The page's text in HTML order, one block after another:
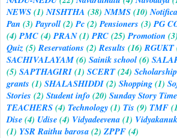
NEWS(1) NISHTHA (38) NMMS(10)
Pan (3) Payroll(2) Pc(2) Pensioners (3) PG
(4) PMC(4) PRAN(1) PRC(25) Promotion (3)
Quiz(5) Reservations (2) Results (16) RGUKT
SACHIVALAYAM(6) Sainik school(6)
(5) SAPTHAGIRI(1) SCERT(24) Scholarship
grants (1) SHALASHIDDI(2) Shopping(1)
Stories (2) Student info(20) Sunday Story Time
TEACHERS(4) Technology(1) Tis (9) TMF
Dise(4) Udise(4) Vidyadeevena(1)
(1) YSR Raithu barosa(2) ZPPF(4)